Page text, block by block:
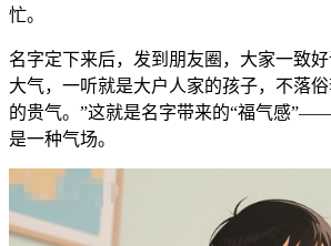
忙。
名字定下来后，发到朋友圈，大家一致
大气，一听就是大户人家的孩子，不落
的贵气。”这就是名字带来的“福气感
是一种气场。